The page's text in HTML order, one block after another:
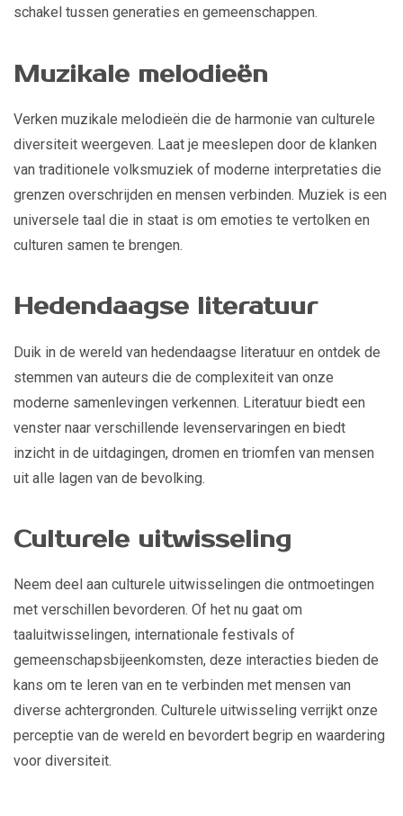
schakel tussen generaties en gemeenschappen.
Muzikale melodieën
Verken muzikale melodieën die de harmonie van culturele
diversiteit weergeven. Laat je meeslepen door de klanken
van traditionele volksmuziek of moderne interpretaties die
grenzen overschrijden en mensen verbinden. Muziek is een
universele taal die in staat is om emoties te vertolken en
culturen samen te brengen.
Hedendaagse literatuur
Duik in de wereld van hedendaagse literatuur en ontdek de
stemmen van auteurs die de complexiteit van onze
moderne samenlevingen verkennen. Literatuur biedt een
venster naar verschillende levenservaringen en biedt
inzicht in de uitdagingen, dromen en triomfen van mensen
uit alle lagen van de bevolking.
Culturele uitwisseling
Neem deel aan culturele uitwisselingen die ontmoetingen
met verschillen bevorderen. Of het nu gaat om
taaluitwisselingen, internationale festivals of
gemeenschapsbijeenkomsten, deze interacties bieden de
kans om te leren van en te verbinden met mensen van
diverse achtergronden. Culturele uitwisseling verrijkt onze
perceptie van de wereld en bevordert begrip en waardering
voor diversiteit.